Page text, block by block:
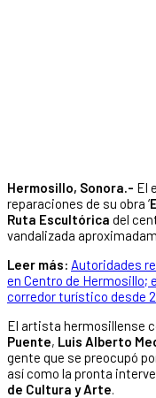
Hermosillo, Sonora.- El
reparaciones de su obra ‘
Ruta Escultórica del
vandalizada
Leer más: Autoridades
en Centro de Hermosillo;
corredor turístico desde
El artista hermosillense
Puente, Luis Alberto
gente que se preocupó
así como la pronta
de Cultura y Arte.